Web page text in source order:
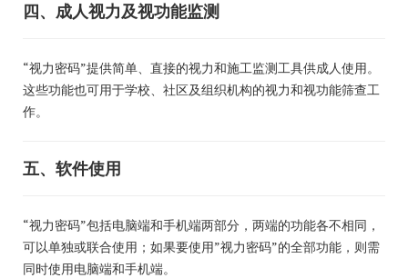
四、成人视力及视功能监测
“视力密码”提供简单、直接的视力和施工监测工具供成人使用。
这些功能也可用于学校、社区及组织机构的视力和视功能筛查工
作。
五、软件使用
“视力密码”包括电脑端和手机端两部分，两端的功能各不相同，
可以单独或联合使用；如果要使用”视力密码”的全部功能，则需
同时使用电脑端和手机端。